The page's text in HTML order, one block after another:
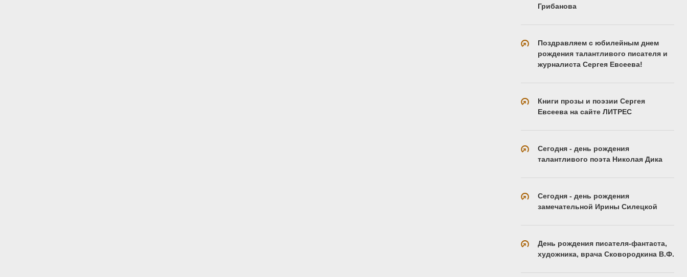
Грибанова
Поздравляем с юбилейным днем
рождения талантливого писателя и
журналиста Сергея Евсеева!
Книги прозы и поэзии Сергея
Евсеева на сайте ЛИТРЕС
Сегодня - день рождения
талантливого поэта Николая Дика
Сегодня - день рождения
замечательной Ирины Силецкой
День рождения писателя-фантаста,
художника, врача Сковородкина В.Ф.